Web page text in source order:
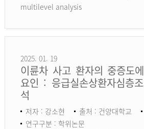
multilevel analysis
2025. 01. 19
이륜차 사고 환자의 중증도
요인 : 응급실손상환자심층
석
저자 : 강소현 출처 : 건양대학교
연구구분 : 학위논문